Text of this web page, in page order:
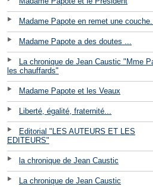
Madame Papote en remet une couche...
Madame Papote a des doutes ...
La chronique de Jean Caustic "Mme
les chauffards"
Madame Papote et les Veaux
Liberté, égalité, fraternité...
Editorial "LES AUTEURS ET LES
EDITEURS"
la chronique de Jean Caustic
La chronique de Jean Caustic